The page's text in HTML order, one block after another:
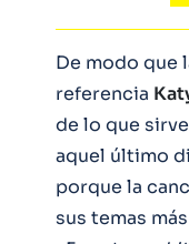
De modo que
referencia
de lo que
aquel último
porque la
sus temas